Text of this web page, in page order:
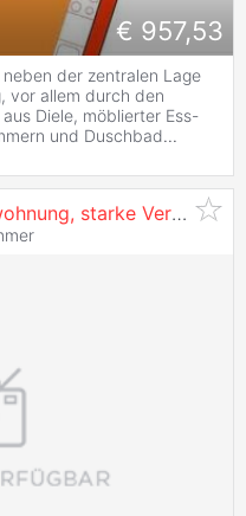
€ 957,53
der zentralen Lage
vor allem durch den
Diele, möblierter Ess-
und Duschbad...
starke Vermietbarkeit